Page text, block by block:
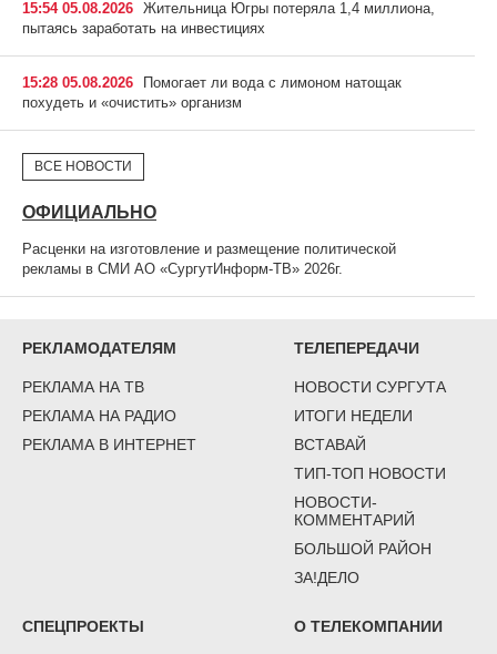
15:54 05.08.2026 Жительница Югры потеряла 1,4 миллиона,
пытаясь заработать на инвестициях
15:28 05.08.2026
Помогает ли вода с лимоном натощак
похудеть и «очистить» организм
ВСЕ НОВОСТИ
ОФИЦИАЛЬНО
Расценки на изготовление и размещение политической
рекламы в СМИ АО «СургутИнформ-ТВ» 2026г.
РЕКЛАМОДАТЕЛЯМ
РЕКЛАМА НА ТВ
РЕКЛАМА НА РАДИО
РЕКЛАМА В ИНТЕРНЕТ
ТЕЛЕПЕРЕДАЧИ
НОВОСТИ СУРГУТА
ИТОГИ НЕДЕЛИ
ВСТАВАЙ
ТИП-ТОП НОВОСТИ
НОВОСТИ-
КОММЕНТАРИЙ
БОЛЬШОЙ РАЙОН
ЗА!ДЕЛО
СПЕЦПРОЕКТЫ О ТЕЛЕКОМПАНИИ